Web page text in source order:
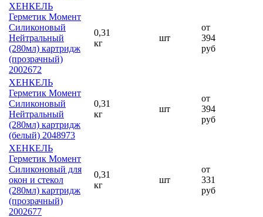
ХЕНКЕЛЬ
Герметик Момент
Силиконовый
Нейтральный
(280мл) картридж
(прозрачный)
2002672
0,31
кг
шт
от
394
руб
ХЕНКЕЛЬ
Герметик Момент
Силиконовый
Нейтральный
(280мл) картридж
(белый) 2048973
0,31
кг
шт
от
394
руб
ХЕНКЕЛЬ
Герметик Момент
Силиконовый для
окон и стекол
(280мл) картридж
(прозрачный)
2002677
0,31
кг
шт
от
331
руб